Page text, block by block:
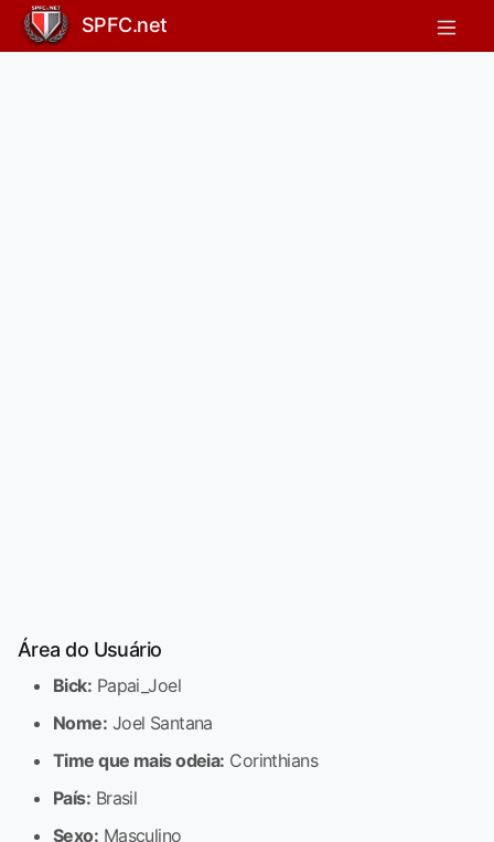
SPFC.net
Área do Usuário
Bick: Papai_Joel
Nome: Joel Santana
Time que mais odeia: Corinthians
País: Brasil
Sexo: Masculino